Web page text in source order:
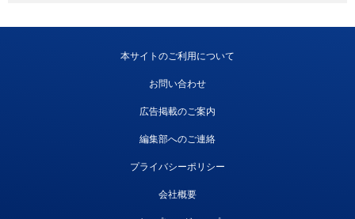
本サイトのご利用について
お問い合わせ
広告掲載のご案内
編集部へのご連絡
プライバシーポリシー
会社概要